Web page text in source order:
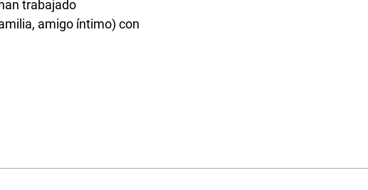
trabajado
amigo íntimo) con